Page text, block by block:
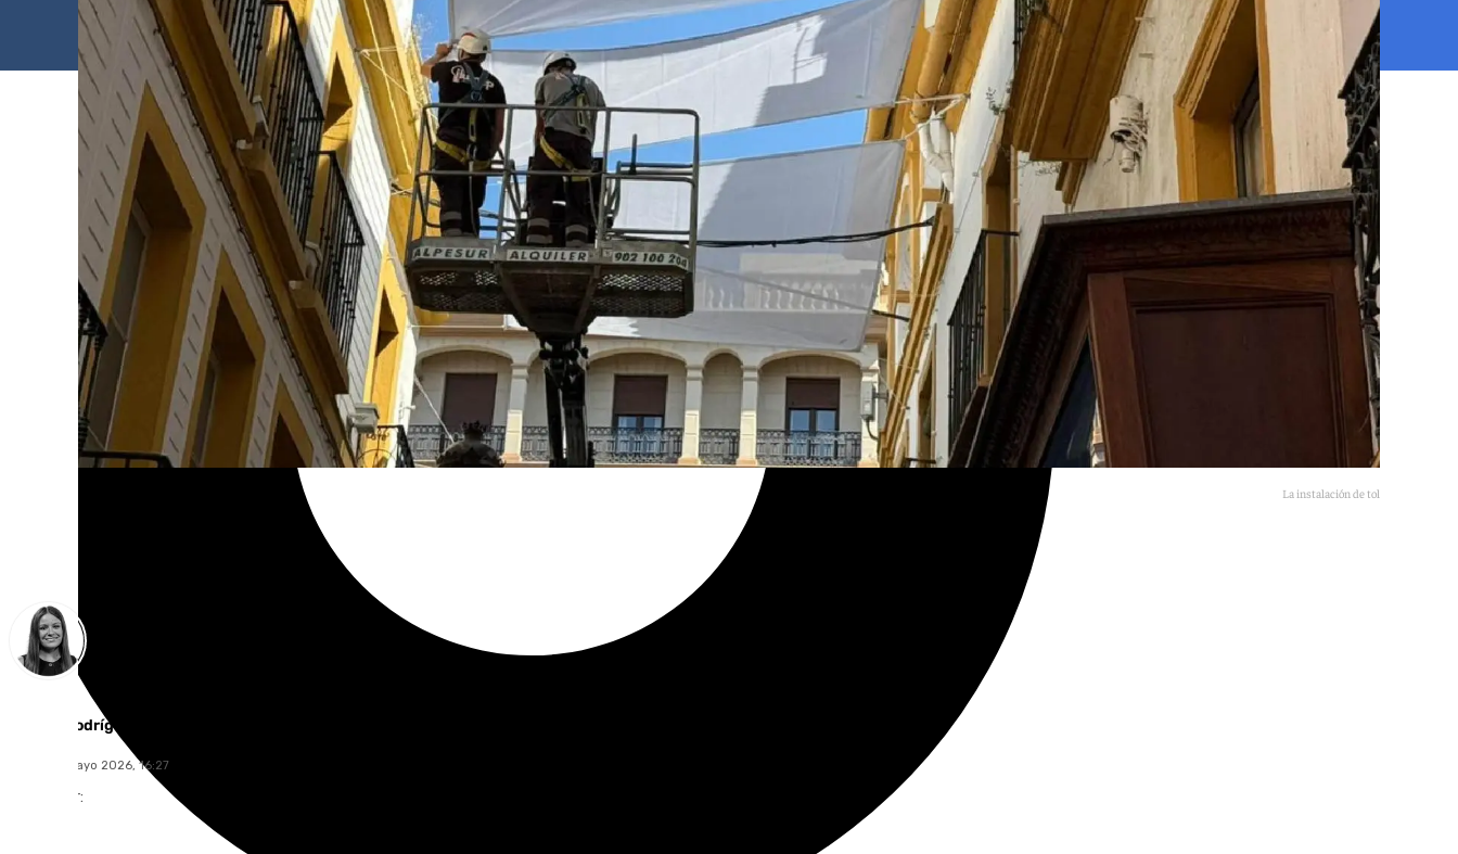
La instalación de toldos en Sevilla.
Fátima Rodríguez
lunes, 18 mayo 2026, 16:27
Compartir: